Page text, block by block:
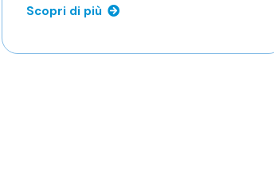
Scopri di più